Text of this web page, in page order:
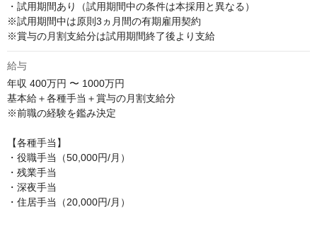
・試用期間あり（試用期間中の条件は本採用と異なる）
※試用期間中は原則3ヵ月間の有期雇用契約
※賞与の月割支給分は試用期間終了後より支給
給与
年収 400万円 〜 1000万円
基本給＋各種手当＋賞与の月割支給分
※前職の経験を鑑み決定
【各種手当】
・役職手当（50,000円/月）
・残業手当
・深夜手当
・住居手当（20,000円/月）